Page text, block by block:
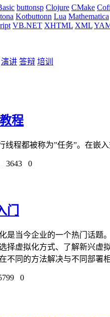
buttonsp Clojure CMake
Kotbuttonn Lua Mathematica
VB.NET XHTML XML
演讲 答辩 培训
程
线程都被称为”任务”。在嵌
3643
0
是当今企业的一个热门话题
择虚拟化方式、了解新兴虚
不同的方法解决与不同部署
0